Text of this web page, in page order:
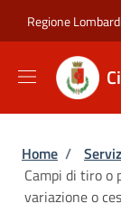
Regione
Home /
Campi di tiro o
variazione o